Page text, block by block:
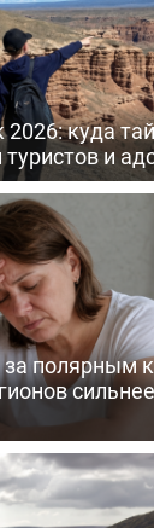
куда
туристов и
полярным